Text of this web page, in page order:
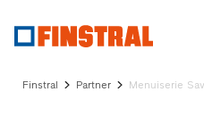
Finstral Partner Menuiserie